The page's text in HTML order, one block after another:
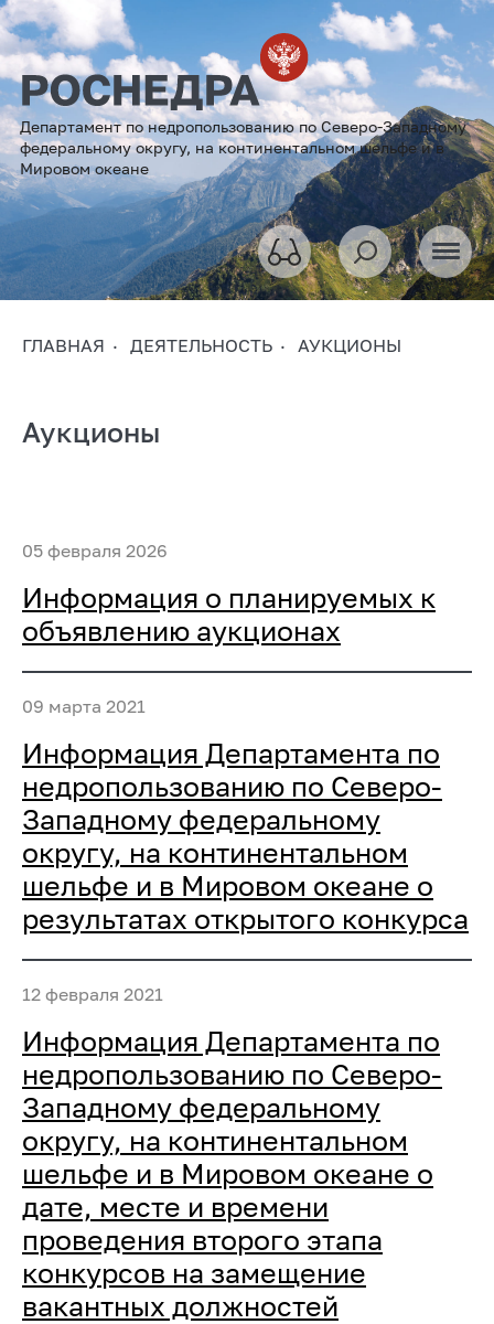
Департамент по недропользованию по Северо-Западному
федеральному округу, на континентальном шельфе и в
Мировом океане
ГЛАВНАЯ ДЕЯТЕЛЬНОСТЬ АУКЦИОНЫ
Аукционы
05 февраля 2026
Информация о планируемых к
объявлению аукционах
09 марта 2021
Информация Департамента по
недропользованию по Северо-
Западному федеральному
округу, на континентальном
шельфе и в Мировом океане о
результатах открытого конкурса
12 февраля 2021
Информация Департамента по
недропользованию по Северо-
Западному федеральному
округу, на континентальном
шельфе и в Мировом океане о
дате, месте и времени
проведения второго этапа
конкурсов на замещение
вакантных должностей